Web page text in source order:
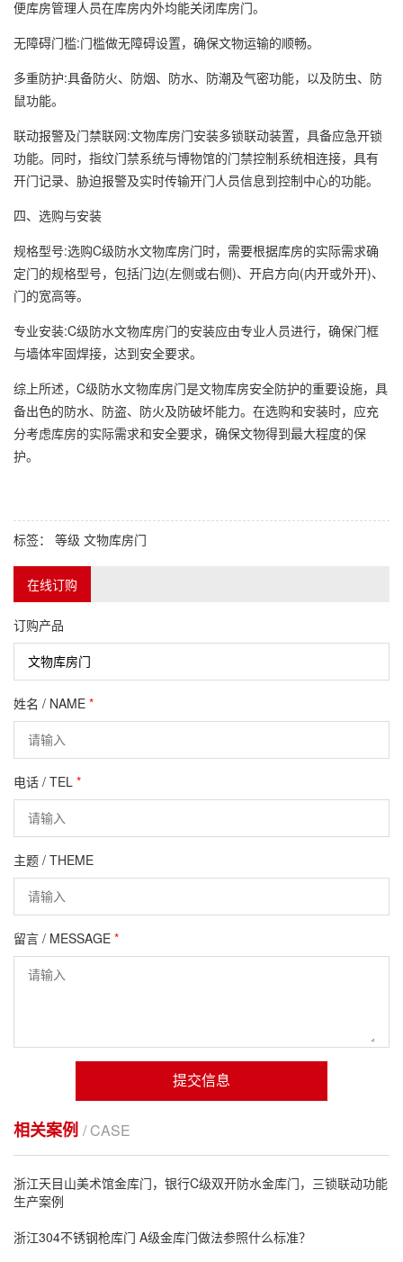
便库房管理人员在库房内外均能关闭库房门。
无障碍门槛:门槛做无障碍设置，确保文物运输的顺畅。
多重防护:具备防火、防烟、防水、防潮及气密功能，以及防虫、防
鼠功能。
联动报警及门禁联网:文物库房门安装多锁联动装置，具备应急开锁
功能。同时，指纹门禁系统与博物馆的门禁控制系统相连接，具有
开门记录、胁迫报警及实时传输开门人员信息到控制中心的功能。
四、选购与安装
规格型号:选购C级防水文物库房门时，需要根据库房的实际需求确
定门的规格型号，包括门边(左侧或右侧)、开启方向(内开或外开)、
门的宽高等。
专业安装:C级防水文物库房门的安装应由专业人员进行，确保门框
与墙体牢固焊接，达到安全要求。
综上所述，C级防水文物库房门是文物库房安全防护的重要设施，具
备出色的防水、防盗、防火及防破坏能力。在选购和安装时，应充
分考虑库房的实际需求和安全要求，确保文物得到最大程度的保
护。
标签： 等级 文物库房门
在线订购
订购产品
姓名 / NAME *
电话 / TEL *
主题 / THEME
留言 / MESSAGE *
提交信息
相关案例 / CASE
浙江天目山美术馆金库门，银行C级双开防水金库门，三锁联动功能
生产案例
浙江304不锈钢枪库门 A级金库门做法参照什么标准？